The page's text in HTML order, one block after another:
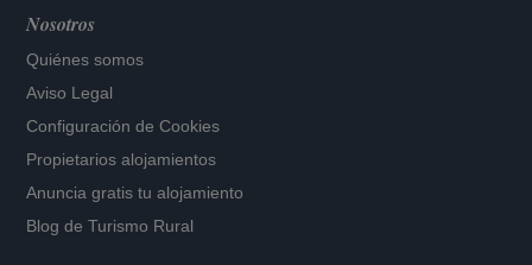
Nosotros
Quiénes somos
Aviso Legal
Configuración de Cookies
Propietarios alojamientos
Anuncia gratis tu alojamiento
Blog de Turismo Rural